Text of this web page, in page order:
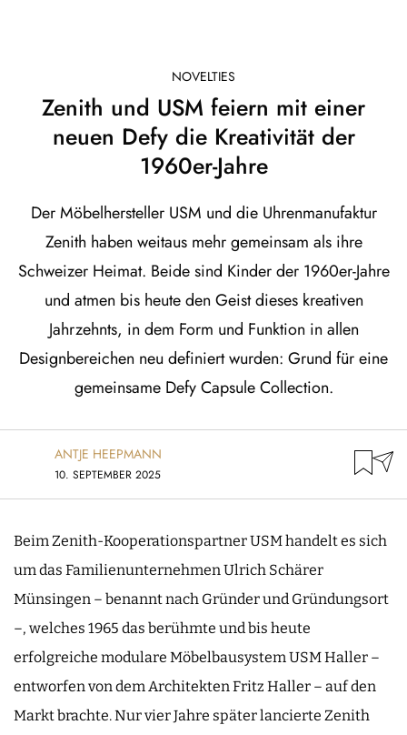
NOVELTIES
Zenith und USM feiern mit einer
neuen Defy die Kreativität der
1960er-Jahre
Der Möbelhersteller USM und die Uhrenmanufaktur
Zenith haben weitaus mehr gemeinsam als ihre
Schweizer Heimat. Beide sind Kinder der 1960er-Jahre
und atmen bis heute den Geist dieses kreativen
Jahrzehnts, in dem Form und Funktion in allen
Designbereichen neu definiert wurden: Grund für eine
gemeinsame Defy Capsule Collection.
ANTJE HEEPMANN
10. SEPTEMBER 2025
Beim Zenith-Kooperationspartner USM handelt es sich
um das Familienunternehmen Ulrich Schärer
Münsingen – benannt nach Gründer und Gründungsort
–, welches 1965 das berühmte und bis heute
erfolgreiche modulare Möbelbausystem USM Haller –
entworfen von dem Architekten Fritz Haller – auf den
Markt brachte. Nur vier Jahre später lancierte Zenith